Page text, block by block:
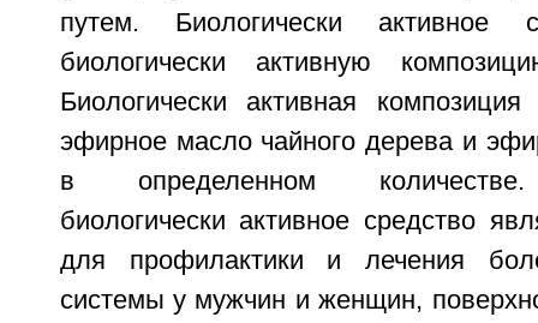
путем. Биологически активное
биологически активную
Биологически активная
эфирное масло чайного дерева и
в определенном
биологически активное средство
для профилактики и лечения
системы у мужчин и женщин,